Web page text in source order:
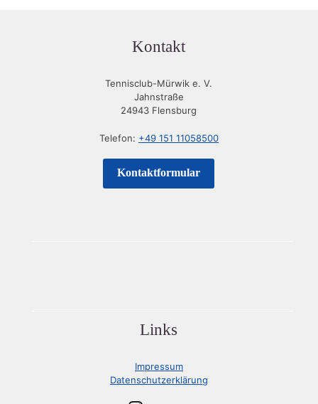
Kontakt
Tennisclub-Mürwik e. V.
Jahnstraße
24943 Flensburg
Telefon: +49 151 11058500
Kontaktformular
Links
Impressum
Datenschutzerklärung